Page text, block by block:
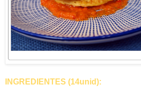
INGREDIENTES (14unid):